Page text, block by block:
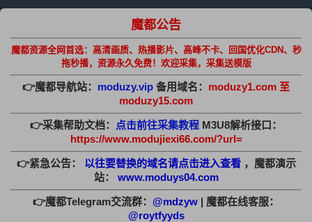
魔都公告
魔都资源全网首选：高清画质、热播影片、高峰不卡、回国优化CDN、秒
拖秒播，资源永久免费！欢迎采集，采集送模版
👉魔都导航站： moduzy.vip 备用域名： moduzy1.com 至
moduzy15.com
👉采集帮助文档： 点击前往采集教程 M3U8解析接口：
https://www.modujiexi66.com/?url=
👉紧急公告： 以往要替换的域名请点击进入查看 ，魔都演示
站：
www.moduys04.com
👉魔都Telegram交流群： @mdzyw | 魔都在线客服：
@roytfyyds